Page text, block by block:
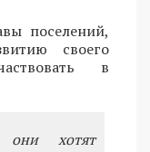
поселений,
своего
в
они хотят